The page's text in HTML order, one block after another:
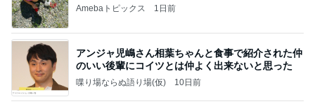
Amebaトピックス 1日前
アンジャ児嶋さん相葉ちゃんと食事で紹介された仲
のいい後輩にコイツとは仲よく出来ないと思った
喋り場ならぬ語り場(仮) 10日前